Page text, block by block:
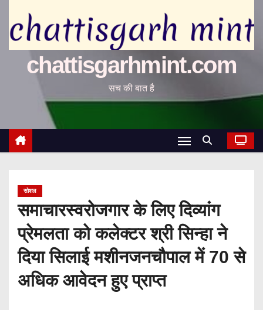
chattisgarhmint.com
सच की बात है
सोशल
समाचारस्वरोजगार के लिए दिव्यांग
प्रेमलता को कलेक्टर श्री सिन्हा ने
दिया सिलाई मशीनजनचौपाल में 70 से
अधिक आवेदन हुए प्राप्त